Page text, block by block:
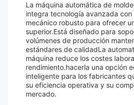
La máquina automática de
integra tecnología avanzada con
mecánico robusto para ofrecer
superior.Está diseñado para
volúmenes de producción
estándares de calidadLa
máquina reduce los costes
rendimiento.hacerla una opción
inteligente para los fabricantes
su eficiencia operativa y su
mercado.